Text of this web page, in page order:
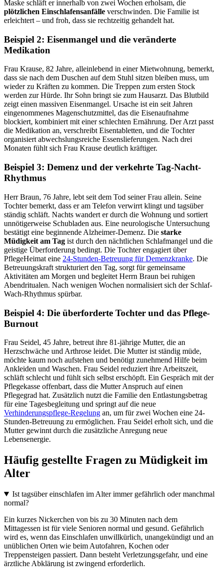
Maske schläft er innerhalb von zwei Wochen erholsam, die
plötzlichen Einschlafensanfälle verschwinden. Die Familie ist
erleichtert – und froh, dass sie rechtzeitig gehandelt hat.
Beispiel 2: Eisenmangel und die veränderte
Medikation
Frau Krause, 82 Jahre, alleinlebend in einer Mietwohnung, bemerkt,
dass sie nach dem Duschen auf dem Stuhl sitzen bleiben muss, um
wieder zu Kräften zu kommen. Die Treppen zum ersten Stock
werden zur Hürde. Ihr Sohn bringt sie zum Hausarzt. Das Blutbild
zeigt einen massiven Eisenmangel. Ursache ist ein seit Jahren
eingenommenes Magenschutzmittel, das die Eisenaufnahme
blockiert, kombiniert mit einer schlechten Ernährung. Der Arzt passt
die Medikation an, verschreibt Eisentabletten, und die Tochter
organisiert abwechslungsreiche Essenslieferungen. Nach drei
Monaten fühlt sich Frau Krause deutlich kräftiger.
Beispiel 3: Demenz und der verkehrte Tag-Nacht-
Rhythmus
Herr Braun, 76 Jahre, lebt seit dem Tod seiner Frau allein. Seine
Tochter bemerkt, dass er am Telefon verwirrt klingt und tagsüber
ständig schläft. Nachts wandert er durch die Wohnung und sortiert
unnötigerweise Schubladen aus. Eine neurologische Untersuchung
bestätigt eine beginnende Alzheimer-Demenz. Die starke
Müdigkeit am Tag ist durch den nächtlichen Schlafmangel und die
geistige Überforderung bedingt. Die Tochter engagiert über
PflegeHeimat eine 24-Stunden-Betreuung für Demenzkranke. Die
Betreuungskraft strukturiert den Tag, sorgt für gemeinsame
Aktivitäten am Morgen und begleitet Herrn Braun bei ruhigen
Abendritualen. Nach wenigen Wochen normalisiert sich der Schlaf-
Wach-Rhythmus spürbar.
Beispiel 4: Die überforderte Tochter und das Pflege-
Burnout
Frau Seidel, 45 Jahre, betreut ihre 81-jährige Mutter, die an
Herzschwäche und Arthrose leidet. Die Mutter ist ständig müde,
möchte kaum noch aufstehen und benötigt zunehmend Hilfe beim
Ankleiden und Waschen. Frau Seidel reduziert ihre Arbeitszeit,
schläft schlecht und fühlt sich selbst erschöpft. Ein Gespräch mit der
Pflegekasse offenbart, dass die Mutter Anspruch auf einen
Pflegegrad hat. Zusätzlich nutzt die Familie den Entlastungsbetrag
für eine Tagesbegleitung und springt auf die neue
Verhinderungspflege-Regelung an, um für zwei Wochen eine 24-
Stunden-Betreuung zu ermöglichen. Frau Seidel erholt sich, und die
Mutter gewinnt durch die zusätzliche Anregung neue
Lebensenergie.
Häufig gestellte Fragen zu Müdigkeit im
Alter
Ist tagsüber einschlafen im Alter immer gefährlich oder manchmal
normal?
Ein kurzes Nickerchen von bis zu 30 Minuten nach dem
Mittagessen ist für viele Senioren normal und gesund. Gefährlich
wird es, wenn das Einschlafen unwillkürlich, unangekündigt und an
unüblichen Orten wie beim Autofahren, Kochen oder
Treppensteigen passiert. Dann besteht Verletzungsgefahr, und eine
ärztliche Abklärung ist zwingend erforderlich.